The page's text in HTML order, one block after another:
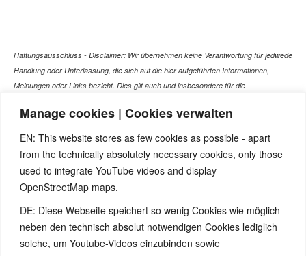
Manage cookies | Cookies verwalten
EN: This website stores as few cookies as possible - apart
from the technically absolutely necessary cookies, only those
used to integrate YouTube videos and display
OpenStreetMap maps.
DE: Diese Webseite speichert so wenig Cookies wie möglich -
neben den technisch absolut notwendigen Cookies lediglich
solche, um Youtube-Videos einzubinden sowie
Haftungsausschluss - Disclaimer: Wir übernehmen keine Verantwortung für jedwede
Handlung oder Unterlassung, die sich auf die hier aufgeführten Informationen,
Meinungen oder Links bezieht. Dies gilt auch und insbesondere für die
Gespräch mit dem Arzt Ihres Vertrauens darstellen können. Bei den Texten auf
Versuch einer Diagnose oder Behandlung! Wir übernehmen keinerlei Gewähr für die
Korrektheit, Aktualität, Vollständigkeit oder Qualität der Informationen auf dieser
Website. Zusätzlich müssen wir jede Haftung oder Garantie ausschließen. Dies gilt
auch für alle Verweise (Links), die direkt oder indirekt angeboten werden. Wir
können für die Inhalte solcher externen Sites, die Sie mittels eines Links oder
sonstiger Hinweise erreichen, keine Verantwortung übernehmen. Ferner haften wir
nicht für direkte oder indirekte Schäden, die auf Informationen zurückgeführt werden
können, die auf diesen externen Websites stehen